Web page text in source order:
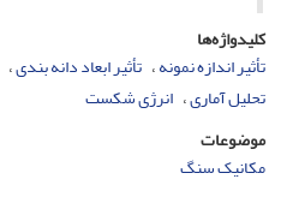
کلیدواژه‌ها
تأثیر اندازه نمونه تأثیر ابعاد دانه بندی
تحلیل آماری انرژی شکست
موضوعات
مکانیک سنگ